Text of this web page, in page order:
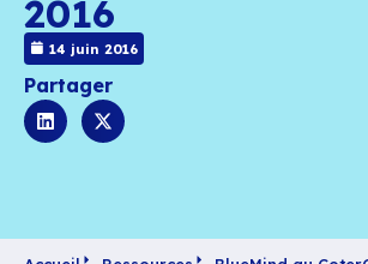
BlueMind au
2016
14 juin 2016